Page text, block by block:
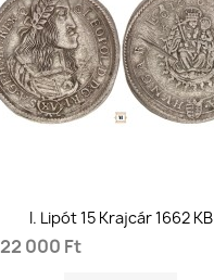
I. Lipót 15 Krajcár 1662 KB
22 000 Ft